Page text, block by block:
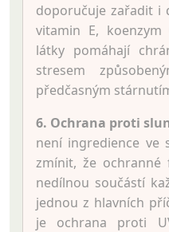
doporučuje zařadit i
vitamin E,
látky pomáhají
stresem
předčasným
6. Ochrana proti
není ingredience ve
zmínit, že ochranné
nedílnou součástí
jednou z hlavních
je ochrana proti